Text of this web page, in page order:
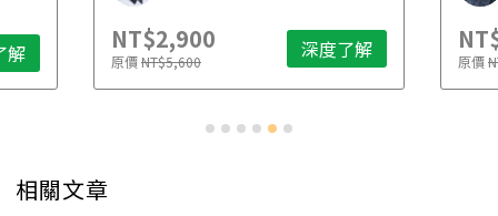
解 NT$2,900
原價NT$5,600 深度了解 原價
相關文章